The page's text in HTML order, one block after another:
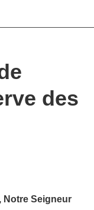
des
Notre Seigneur